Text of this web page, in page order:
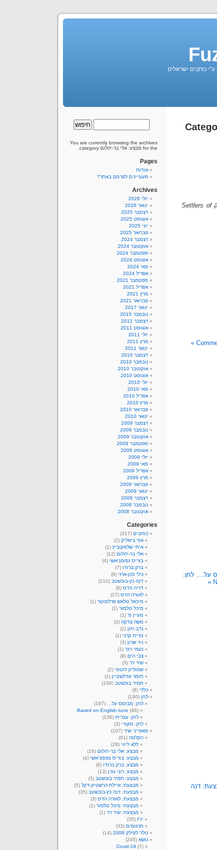
ע"י כותבים ישראלים
מבוסס על "קח לך אישה ובנה לה בית" של שלום חנוך, ועל המשחק Settlers of
על..., לחן:
דנה
You are currently browsing the archives
for the מבצע: אלי בר-יהלום category.
Pages
אודות
מעוניינים לפרסם באתר?
Archives
יולי 2026
ינואר 2026
דצמבר 2025
אוגוסט 2025
יוני 2025
פברואר 2025
דצמבר 2024
אוקטובר 2024
ספטמבר 2024
אוגוסט 2024
מאי 2024
אפריל 2024
ספטמבר 2021
אפריל 2021
מרץ 2021
פברואר 2021
ינואר 2017
נובמבר 2015
דצמבר 2011
אוגוסט 2011
יולי 2011
מרץ 2011
ינואר 2011
דצמבר 2010
נובמבר 2010
אוקטובר 2010
אוגוסט 2010
יולי 2010
מאי 2010
אפריל 2010
מרץ 2010
פברואר 2010
ינואר 2010
דצמבר 2009
נובמבר 2009
אוקטובר 2009
ספטמבר 2009
אוגוסט 2009
יולי 2009
מאי 2009
אפריל 2009
מרץ 2009
פברואר 2009
ינואר 2009
דצמבר 2008
נובמבר 2008
אוקטובר 2008
Categories
כותבים (317)
אור ביאליק (2)
איתי שלמקוביץ (1)
אלי בר-יהלום (12)
בוריס נפומניאשי (4)
ברק ברודו (7)
גילי כהן-ארזי (8)
דנה כץ-בוכשטב (110)
דריה הדס (8)
לאורה הדס (27)
מיכאל טלאש פרלמוטר (1)
מיכל טלמור (1)
מעיין פ' (1)
משה צדקה (3)
נדב רזון (2)
נורית קרני (1)
ניר שרון (3)
נעמי וינר (1)
צבי הים (8)
שיר דר (3)
שמוליק לוטטי (2)
תומר אדלשטיין (1)
תמיר בוכשטב (158)
כללי (9)
לחן (190)
לחן: מבוסס על…
(187)
Based on English tune (46)
לחן: עברית (136)
לחן: מקורי (3)
מאפייני שיר (107)
הקלטה (61)
ללא ליווי (28)
מבצע: אלי בר-יהלום (16)
מבצע: בוריס נפומניאשי (4)
מבצע: ברק ברודו (8)
מבצע: רוני גורן (13)
מבצע: תמיר בוכשטב (3)
מבצעת: איילת הרשטיק-דקל (5)
מבצעת: דנה כץ-בוכשטב (35)
מבצעת: לאורה הדס (3)
מבצעת: מיכל טלמור (1)
מבצעת: שיר דר (1)
יו"ז (35)
תרגומים (33)
נולד לפילק 2009
(14)
נושא (245)
Covid-19 (7)